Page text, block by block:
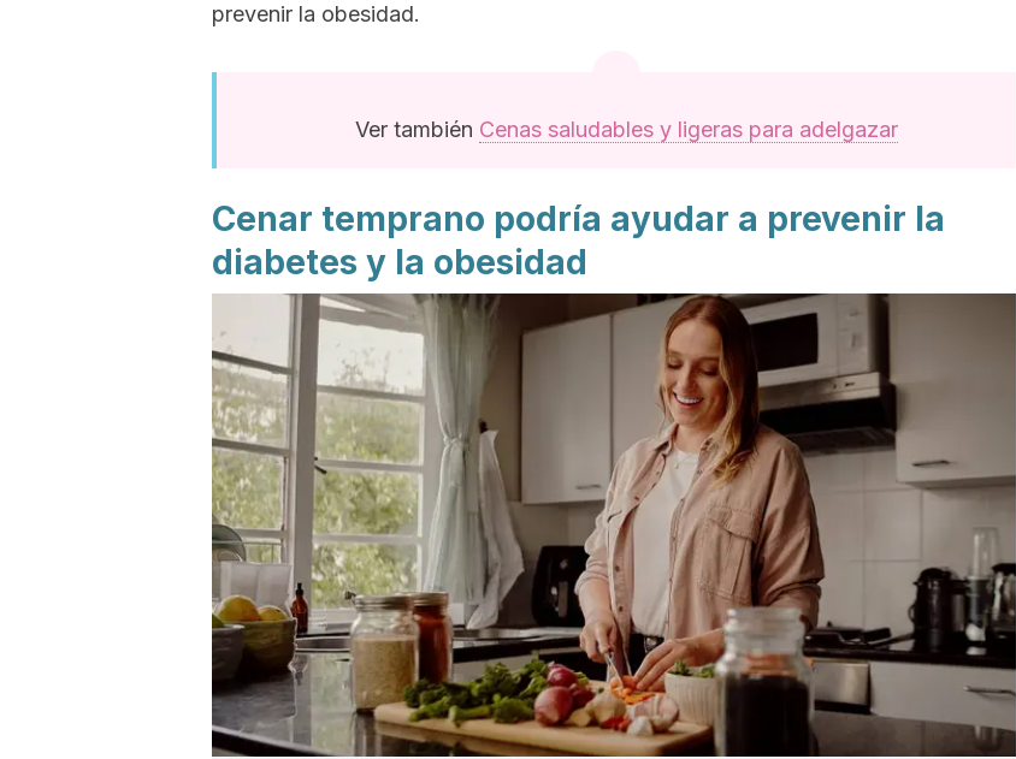
prevenir la obesidad.
Ver también Cenas saludables y ligeras para adelgazar
Cenar temprano podría ayudar a prevenir la
diabetes y la obesidad